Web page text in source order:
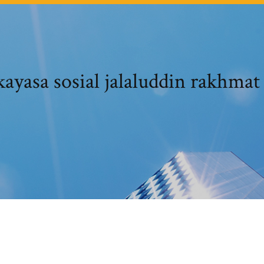
sosial jalaluddin